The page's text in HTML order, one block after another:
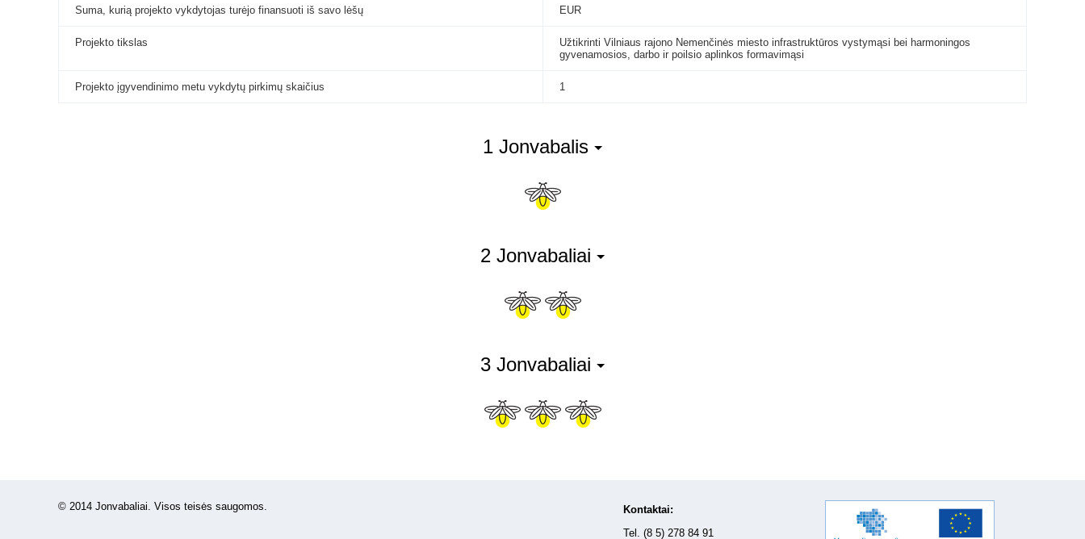
Suma, kurią projekto vykdytojas turėjo finansuoti iš savo lėšų EUR
Projekto tikslas
Užtikrinti Vilniaus rajono Nemenčinės miesto infrastruktūros vystymąsi bei harmoningos
gyvenamosios, darbo ir poilsio aplinkos formavimąsi
Projekto įgyvendinimo metu vykdytų pirkimų skaičius 1
1 Jonvabalis
2 Jonvabaliai
3 Jonvabaliai
© 2014 Jonvabaliai. Visos teisės saugomos.
Kontaktai:
Tel. (8 5) 278 84 91